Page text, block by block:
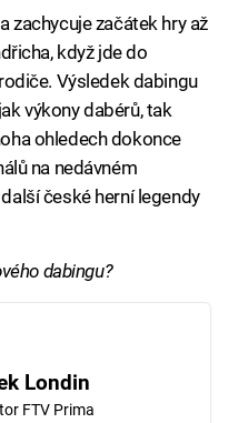
zachycuje začátek hry až
když jde do
Výsledek dabingu
výkony dabérů, tak
ohledech dokonce
na nedávném
české herní legendy
dabingu?
Londin
FTV Prima